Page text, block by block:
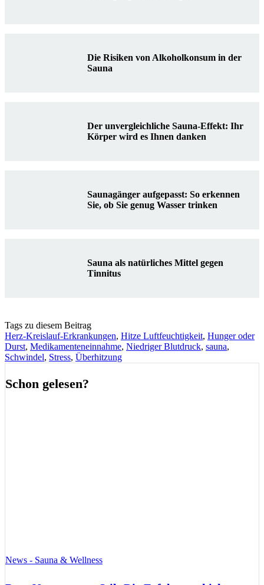
Die Risiken von Alkoholkonsum in der
Sauna
Der unvergleichliche Sauna-Effekt: Ihr
Körper wird es Ihnen danken
Saunagänger aufgepasst: So erkennen
Sie, ob Sie genug Wasser trinken
Sauna als natürliches Mittel gegen
Tinnitus
Tags zu diesem Beitrag
Herz-Kreislauf-Erkrankungen, Hitze Luftfeuchtigkeit, Hunger oder
Durst, Medikamenteneinnahme, Niedriger Blutdruck, sauna,
Schwindel, Stress, Überhitzung
Schon gelesen?
News - Sauna & Wellness